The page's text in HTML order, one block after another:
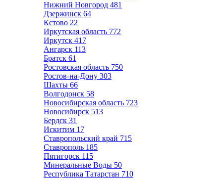
Нижний Новгород 481
Дзержинск 64
Кстово 22
Иркутская область 772
Иркутск 417
Ангарск 113
Братск 61
Ростовская область 750
Ростов-на-Дону 303
Шахты 66
Волгодонск 58
Новосибирская область 723
Новосибирск 513
Бердск 31
Искитим 17
Ставропольский край 715
Ставрополь 185
Пятигорск 115
Минеральные Воды 50
Республика Татарстан 710